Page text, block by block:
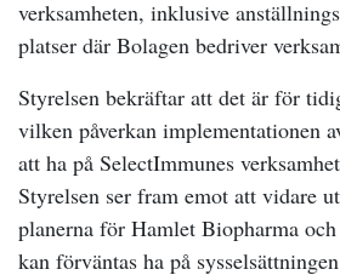
verksamheten, inklusive
platser där Bolagen bedriver
Styrelsen bekräftar att det är för
vilken påverkan implementationen
att ha på SelectImmunes
Styrelsen ser fram emot att vidare
planerna för Hamlet Biopharma
kan förväntas ha på